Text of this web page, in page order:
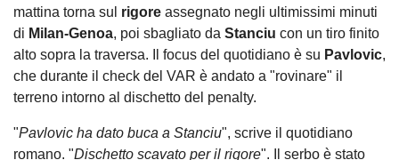
mattina torna sul rigore assegnato negli ultimissimi minuti
di Milan-Genoa, poi sbagliato da Stanciu con un tiro finito
alto sopra la traversa. Il focus del quotidiano è su Pavlovic,
che durante il check del VAR è andato a "rovinare" il
terreno intorno al dischetto del penalty.
"Pavlovic ha dato buca a Stanciu", scrive il quotidiano
romano. "Dischetto scavato per il rigore". Il serbo è stato